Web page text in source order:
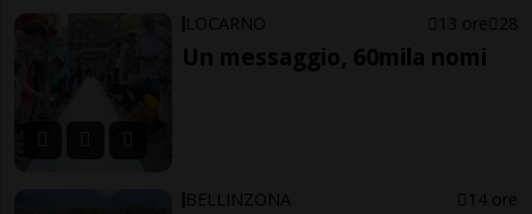
LOCARNO 13 ore 28
Un messaggio, 60mila nomi
BELLINZONA 14 ore